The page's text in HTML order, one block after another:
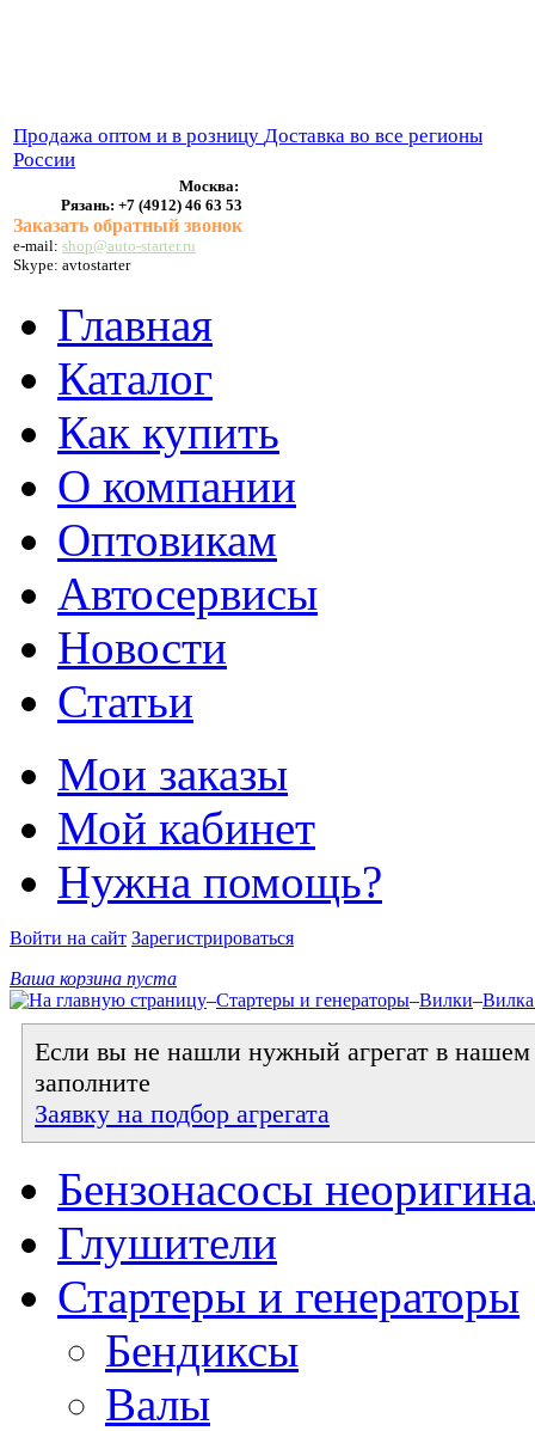
Продажа оптом и в розницу Доставка во все регионы
России
Москва:
Рязань: +7 (4912) 46 63 53
Заказать обратный звонок
e-mail: shop@auto-starter.ru
Skype: avtostarter
Главная
Каталог
Как купить
О компании
Оптовикам
Автосервисы
Новости
Статьи
Мои заказы
Мой кабинет
Нужна помощь?
Войти на сайт Зарегистрироваться
Ваша корзина пуста
–Стартеры и генераторы–Вилки–Вилка
Если вы не нашли нужный агрегат в нашем
заполните
Заявку на подбор агрегата
Бензонасосы
Глушители
Стартеры и генераторы
Бендиксы
Валы